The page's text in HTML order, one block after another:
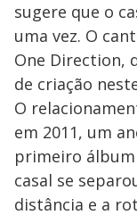
sugere que o
uma vez. O
One Direction,
de criação
O
em 2011, um
primeiro álbum
casal se
distância e a